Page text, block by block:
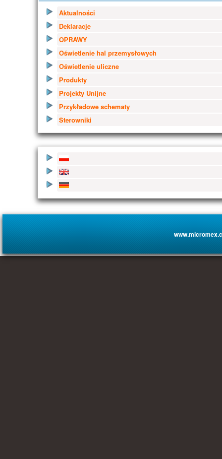
Aktualności
Deklaracje
OPRAWY
Oświetlenie hal przemysłowych
Oświetlenie uliczne
Produkty
Projekty Unijne
Przykładowe schematy
Sterowniki